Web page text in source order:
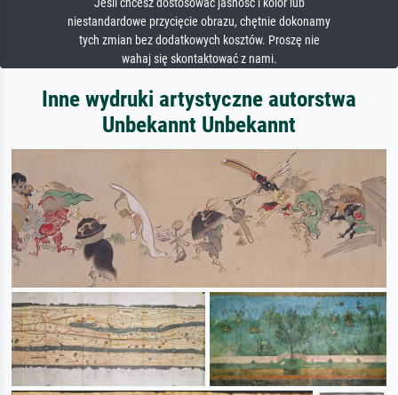
niestandardowe przycięcie obrazu, chętnie dokonamy
tych zmian bez dodatkowych kosztów. Proszę nie
wahaj się skontaktować z nami.
Inne wydruki artystyczne autorstwa
Unbekannt Unbekannt